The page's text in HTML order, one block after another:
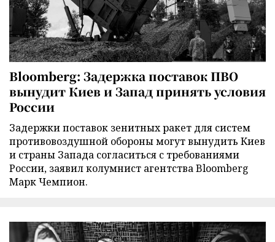
Bloomberg: Задержка поставок ПВО
вынудит Киев и Запад принять условия
России
Задержки поставок зенитных ракет для систем
противовоздушной обороны могут вынудить Киев
и страны Запада согласиться с требованиями
России, заявил колумнист агентства Bloomberg
Марк Чемпион.